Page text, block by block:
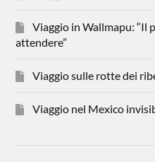
Viaggio in Wallmapu: “Il
attendere”
Viaggio sulle rotte dei
Viaggio nel Mexico